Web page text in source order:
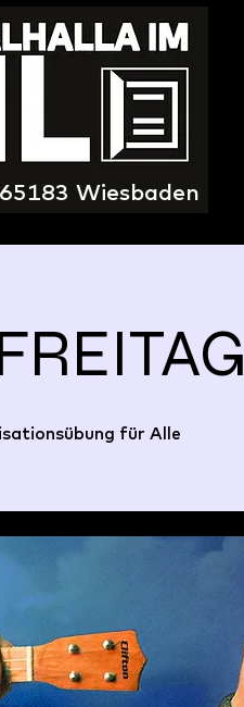
Wiesbaden
für Alle